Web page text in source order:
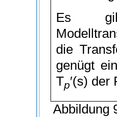
Es
die
genügt
Tp′(s) der
Abbildung